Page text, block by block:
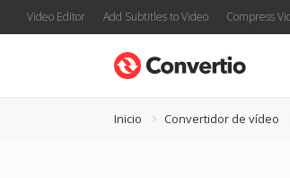
Video Editor Add Subtitles to Video Compress
Inicio Convertidor de vídeo